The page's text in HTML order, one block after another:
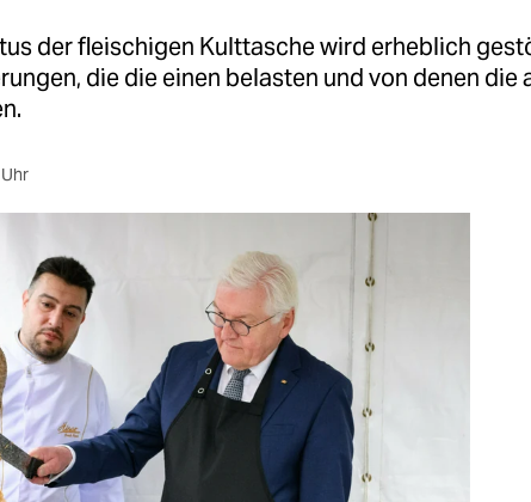
der fleischigen Kulttasche wird erheblich
die die einen belasten und von denen die